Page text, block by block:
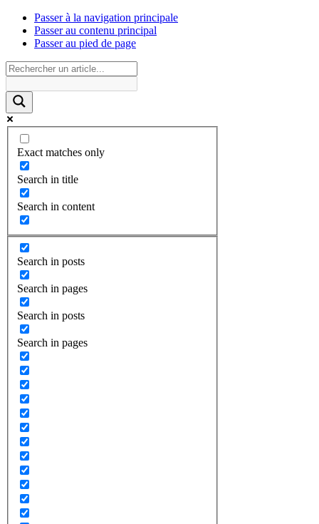
Passer à la navigation principale
Passer au contenu principal
Passer au pied de page
Exact matches only
Search in title
Search in content
Search in posts
Search in pages
Search in posts
Search in pages